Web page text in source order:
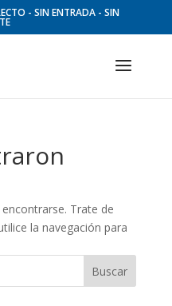
- SIN ENTRADA - SIN
Trate de
la navegación para